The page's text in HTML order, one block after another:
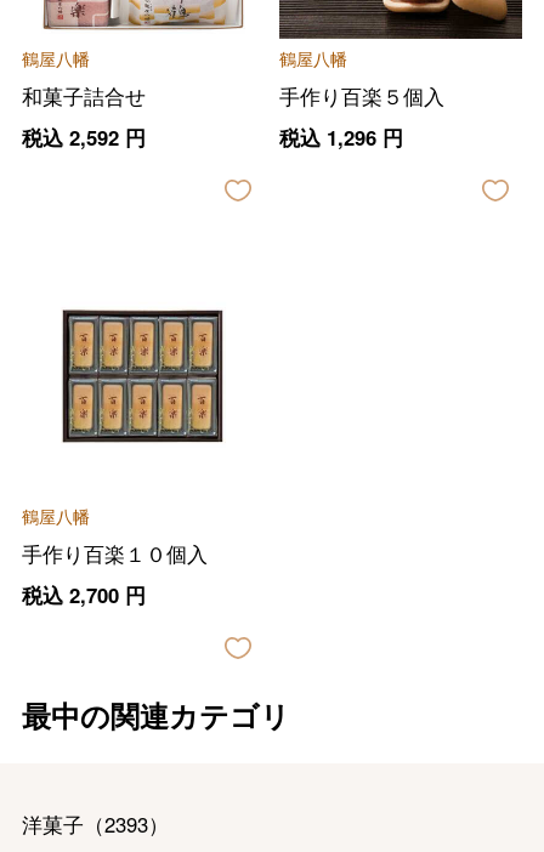
鶴屋八幡
和菓子詰合せ
税込 2,592円
鶴屋八幡
手作り百楽５個入
税込 1,296円
鶴屋八幡
手作り百楽１０個入
税込 2,700円
最中の関連カテゴリ
洋菓子 （2393）